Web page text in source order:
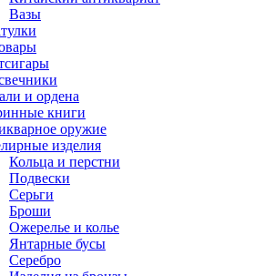
Вазы
и ордена
книги
оружие
изделия
Кольца и перстни
Подвески
Серьги
Броши
Ожерелье и колье
Янтарные бусы
Серебро